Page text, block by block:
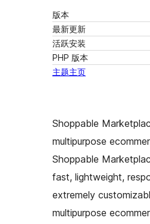
版本
最新更新
活跃安装
PHP 版本
主题主页
Shoppable
multipurpose
Shoppable
fast, lightweight,
extremely
multipurpose